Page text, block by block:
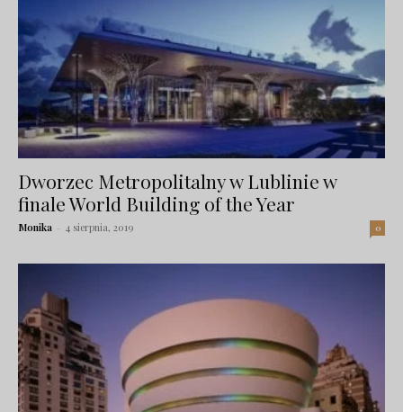
Dworzec Metropolitalny w Lublinie w
finale World Building of the Year
Monika - 4 sierpnia, 2019 0